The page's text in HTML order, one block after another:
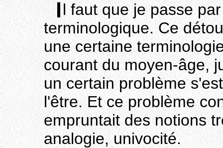
l faut que je passe
terminologique. Ce
une certaine
courant du moyen-âge,
un certain problème
l'être. Et ce problème
empruntait des notions
analogie, univocité.